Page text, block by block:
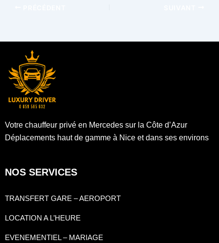
Votre chauffeur privé en Mercedes sur la Côte d’Azur
Déplacements haut de gamme à Nice et dans ses environs
NOS SERVICES
TRANSFERT GARE – AEROPORT
LOCATION A L’HEURE
EVENEMENTIEL – MARIAGE